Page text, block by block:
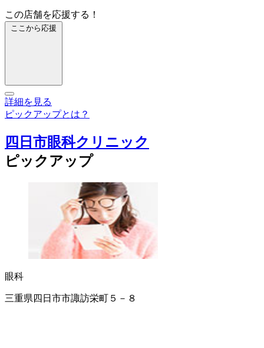
この店舗を応援する！
ここから応援
詳細を見る
ピックアップとは？
四日市眼科クリニック
ピックアップ
眼科
三重県四日市市諏訪栄町５－８